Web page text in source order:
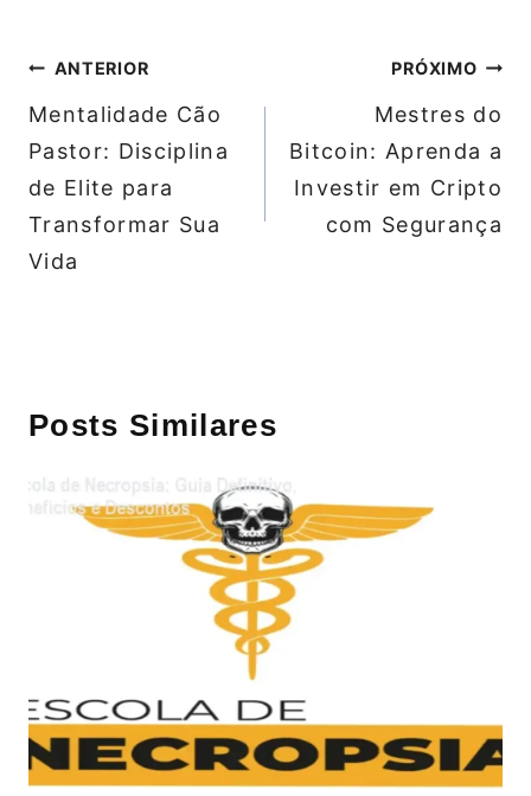
Navegação
de
Post
ANTERIOR
Mentalidade Cão
Pastor: Disciplina
de Elite para
Transformar Sua
Vida
PRÓXIMO
Mestres do
Bitcoin: Aprenda a
Investir em Cripto
com Segurança
Posts Similares